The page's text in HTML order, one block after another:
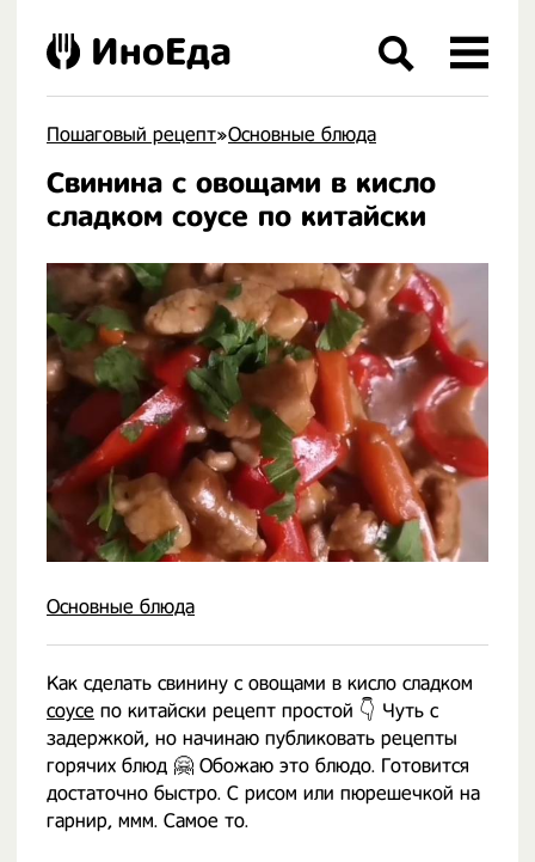
Пошаговый рецепт»Основные блюда
Свинина с овощами в кисло
сладком соусе по китайски
Основные блюда
Как сделать свинину с овощами в кисло сладком
соусе по китайски рецепт простой 👇 Чуть с
задержкой, но начинаю публиковать рецепты
горячих блюд 🤗 Обожаю это блюдо. Готовится
достаточно быстро. С рисом или пюрешечкой на
гарнир, ммм. Самое то.
ИноЕда